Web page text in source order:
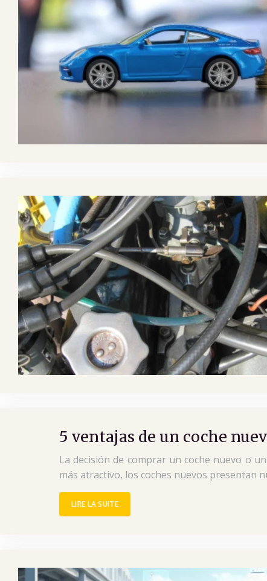
5 ventajas de un coche
La decisión de comprar un coche nuevo o
más atractivo, los coches nuevos presentan
LIRE LA SUITE